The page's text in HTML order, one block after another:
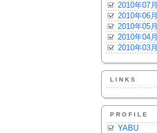
2010年07月
2010年06月
2010年05月
2010年04月
2010年03月
LINKS
PROFILE
YABU